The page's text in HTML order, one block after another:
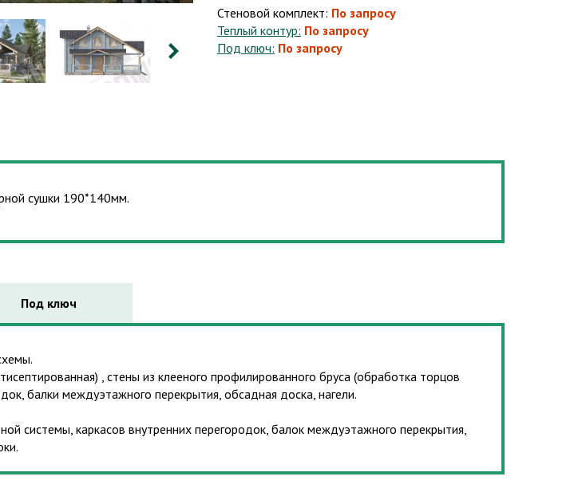
Стеновой комплект: По запросу
Теплый контур: По запросу
Под ключ: По запросу
сушки 190*140мм.
Под ключ
, стены из клееного профилированного бруса (обработка торцов
балки междуэтажного перекрытия, обсадная доска, нагели.
системы, каркасов внутренних перегородок, балок междуэтажного перекрытия,